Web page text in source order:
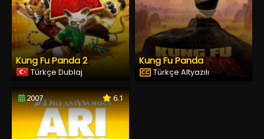
Kung Fu Panda 2
Türkçe Dublaj
Kung Fu Panda
Türkçe Altyazılı
2007 6.1